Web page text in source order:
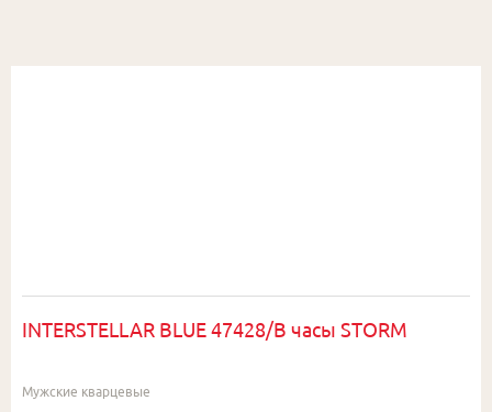
INTERSTELLAR BLUE 47428/B часы STORM
Мужские кварцевые